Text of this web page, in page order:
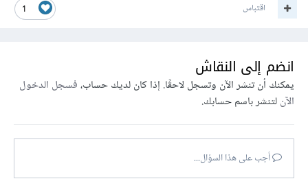
1 اقتباس
انضم إلى النقاش
يمكنك أن تنشر الآن وتسجل لاحقًا. إذا كان لديك حساب،فسجل الدخول
الآنلتنشر باسم حسابك.
أجب على هذا السؤال...